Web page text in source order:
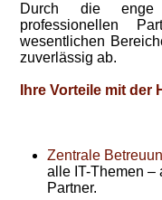
Durch die enge
professionellen
wesentlichen
zuverlässig ab.
Ihre Vorteile mit der
Zentrale
alle IT-Themen –
Partner.